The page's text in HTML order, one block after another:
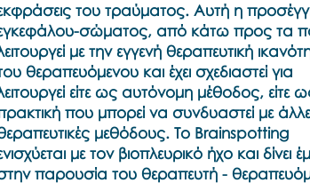
του τραύματος. Αυτή η
σώματος, από κάτω προς τα
με την εγγενή θεραπευτική
θεραπευόμενου και έχει σχεδιαστεί για
είτε ως αυτόνομη μέθοδος, είτε
που μπορεί να συνδυαστεί με
μεθόδους. Το Brainspotting
με τον βιοπλευρικό ήχο και δίνει
παρουσία του θεραπευτή -